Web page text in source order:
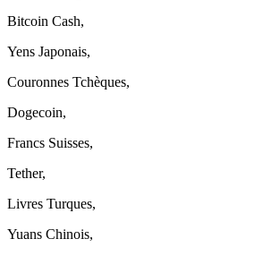
Bitcoin Cash,
Yens Japonais,
Couronnes Tchèques,
Dogecoin,
Francs Suisses,
Tether,
Livres Turques,
Yuans Chinois,